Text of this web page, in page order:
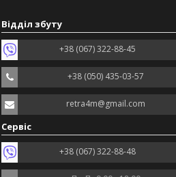
Відділ збуту
+38 (067) 322-88-45
+38 (050) 435-03-57
retra4m@gmail.com
Сервіс
+38 (067) 322-88-48